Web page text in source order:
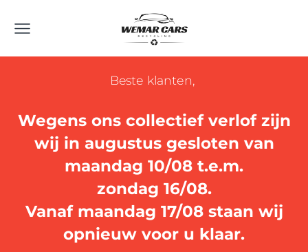
Beste klanten,
Wegens ons collectief verlof zijn
wij in augustus gesloten van
maandag 10/08 t.e.m.
zondag 16/08.
Vanaf maandag 17/08 staan wij
opnieuw voor u klaar.